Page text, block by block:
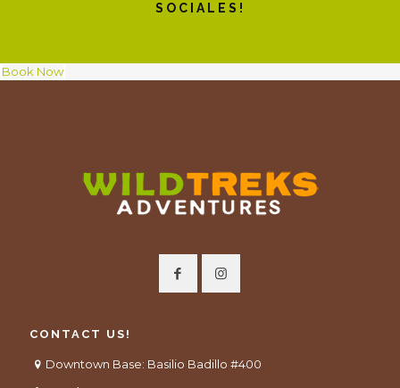
SOCIALES!
CONTACT US!
Downtown Base: Basilio Badillo #400
Book Now